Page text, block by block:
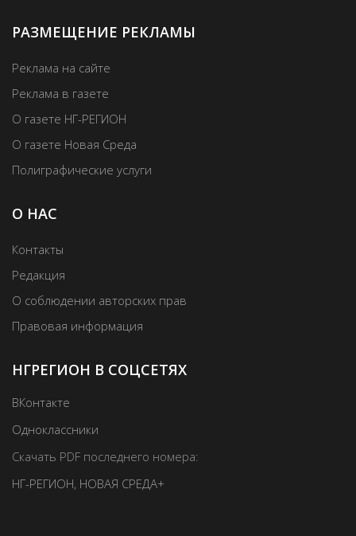
РАЗМЕЩЕНИЕ РЕКЛАМЫ
Реклама на сайте
Реклама в газете
О газете НГ-РЕГИОН
О газете Новая Среда
Полиграфические услуги
О НАС
Контакты
Редакция
О соблюдении авторских прав
Правовая информация
НГРЕГИОН В СОЦСЕТЯХ
ВКонтакте
Одноклассники
Скачать PDF последнего номера:
НГ-РЕГИОН, НОВАЯ СРЕДА+